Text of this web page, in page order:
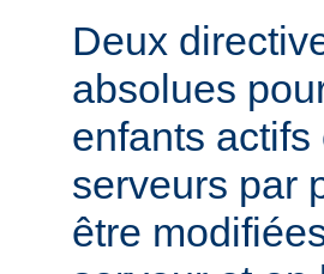
Deux
absolues
enfants
serveurs par
être